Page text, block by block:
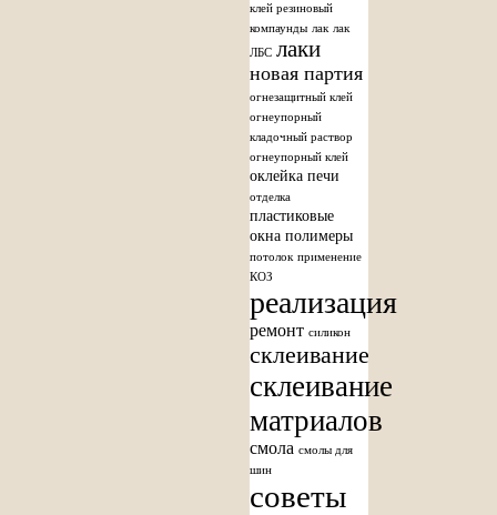
клей резиновый
компаунды лак лак
ЛБС лаки
новая партия
огнезащитный клей
огнеупорный
кладочный раствор
огнеупорный клей
оклейка печи
отделка
пластиковые
окна полимеры
потолок применение
КОЗ
реализация
ремонт силикон
склеивание
склеивание
матриалов
смола смолы для
шин
советы